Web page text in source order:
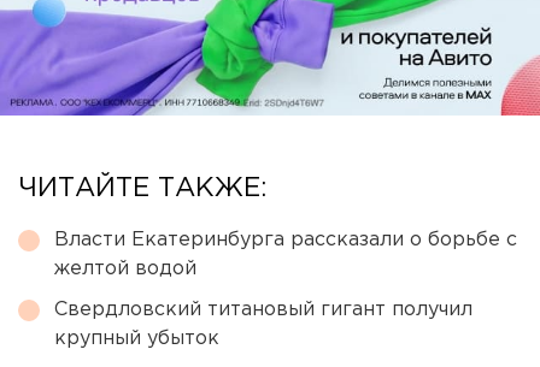
ЧИТАЙТЕ ТАКЖЕ:
Власти Екатеринбурга рассказали о борьбе с
желтой водой
Свердловский титановый гигант получил
крупный убыток